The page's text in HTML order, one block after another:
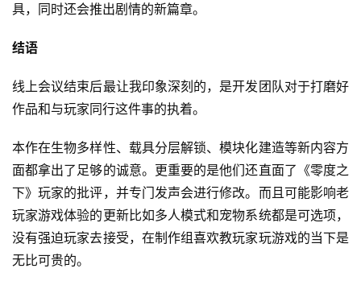
具，同时还会推出剧情的新篇章。
结语
线上会议结束后最让我印象深刻的，是开发团队对于打磨好
作品和与玩家同行这件事的执着。
本作在生物多样性、载具分层解锁、模块化建造等新内容方
面都拿出了足够的诚意。更重要的是他们还直面了《零度之
下》玩家的批评，并专门发声会进行修改。而且可能影响老
玩家游戏体验的更新比如多人模式和宠物系统都是可选项，
没有强迫玩家去接受，在制作组喜欢教玩家玩游戏的当下是
无比可贵的。